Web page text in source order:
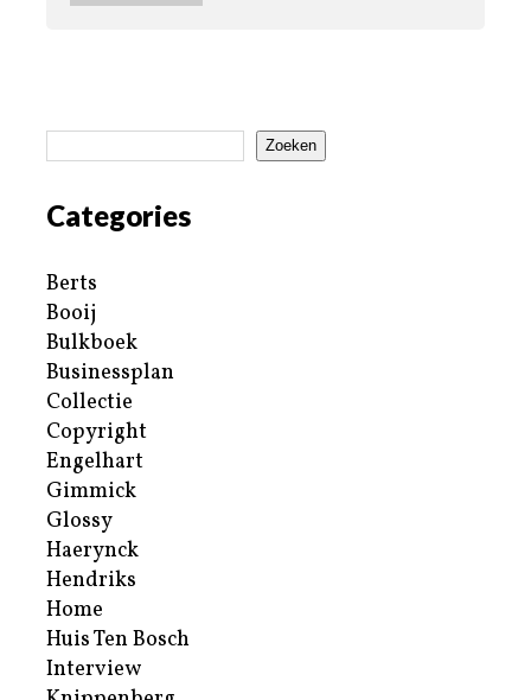
Zoeken
Categories
Berts
Booij
Bulkboek
Businessplan
Collectie
Copyright
Engelhart
Gimmick
Glossy
Haerynck
Hendriks
Home
Huis Ten Bosch
Interview